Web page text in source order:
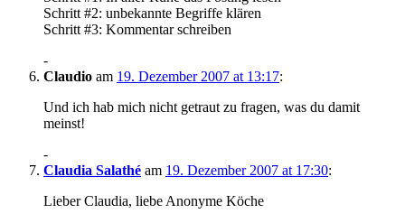
Schritt #2: unbekannte Begriffe klären
Schritt #3: Kommentar schreiben
-
Claudio am 19. Dezember 2007 at 13:17:
Und ich hab mich nicht getraut zu fragen, was du damit
meinst!
-
Claudia Salathé am 19. Dezember 2007 at 17:30:
Lieber Claudia, liebe Anonyme Köche